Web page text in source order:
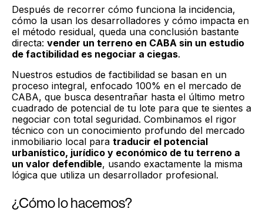
Después de recorrer cómo funciona la incidencia,
cómo la usan los desarrolladores y cómo impacta en
el método residual, queda una conclusión bastante
directa: vender un terreno en CABA sin un estudio
de factibilidad es negociar a ciegas.
Nuestros estudios de factibilidad se basan en un
proceso integral, enfocado 100% en el mercado de
CABA, que busca desentrañar hasta el último metro
cuadrado de potencial de tu lote para que te sientes a
negociar con total seguridad. Combinamos el rigor
técnico con un conocimiento profundo del mercado
inmobiliario local para traducir el potencial
urbanístico, jurídico y económico de tu terreno a
un valor defendible, usando exactamente la misma
lógica que utiliza un desarrollador profesional.
¿Cómo lo hacemos?